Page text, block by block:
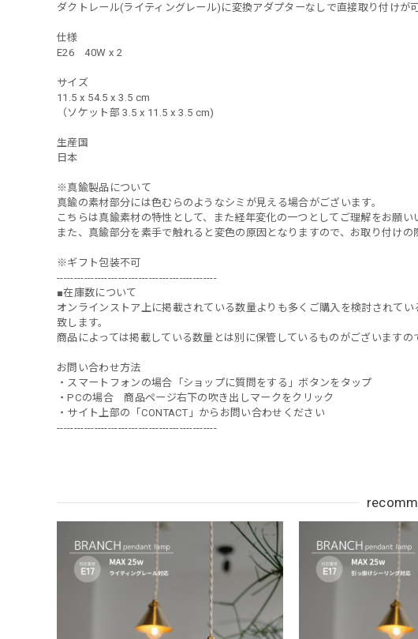
ダクトレール(ライティングレール)に変換アダプターなしで直接取り付けが可
仕様
E26 40W x 2
サイズ
11.5 x 54.5 x 3.5 cm
（ソケット部 3.5 x 11.5 x 3.5 cm)
生産国
日本
※真鍮製品について
真鍮の素材部分には色むらのようなシミが見える場合がございます。
こちらは真鍮素材の特性として、また経年変化の一つとしてご理解をお願い
また、真鍮部分を素手で触れると変色の原因となりますので、お取り付けの
※ギフト包装不可
-----------------------------------------------
■在庫数について
オンラインストア上に掲載されている数量よりも多くご購入を検討されて
致します。
商品によっては掲載している数量とは別に保管しているものがございますの
お問い合わせ方法
・スマートフォンの場合「ショップに質問をする」ボタンをタップ
・PCの場合 商品ページ右下の吹き出しマークをクリック
・サイト上部の「CONTACT」からお問い合わせください
-----------------------------------------------